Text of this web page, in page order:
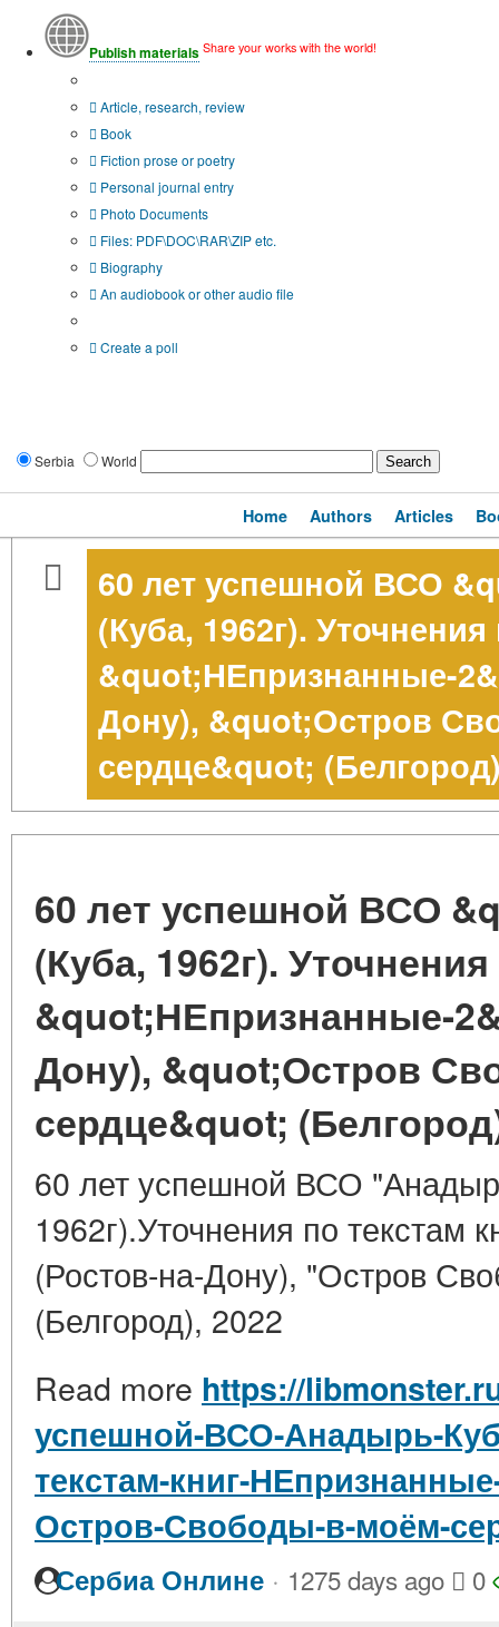
Publish materials Share your works with the world!
Article, research, review
Book
Fiction prose or poetry
Personal journal entry
Photo Documents
Files: PDF\DOC\RAR\ZIP etc.
Biography
An audiobook or other audio file
Create a poll
Serbia World
Home Authors Articles
60 лет успешной ВСО
(Куба, 1962г).
&quot;НЕпризнанные-
Дону), &quot;Остров
сердце&quot;
60 лет успешной ВСО
(Куба, 1962г).
&quot;НЕпризнанные-
Дону), &quot;Остров
сердце&quot;
60 лет успешной ВСО
1962г).Уточнения по текстам
(Ростов-на-Дону), "Остров
(Белгород), 2022
Read more https://
успешной-ВСО-Анадырь-
текстам-книг-
Остров-Свободы-в-моём-
Сербиа Онлине · 1275 days ago 0